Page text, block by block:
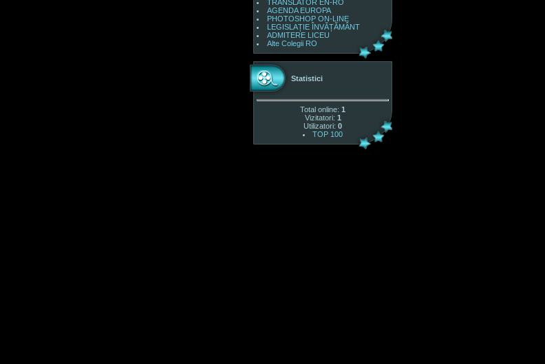
TRANSLATOR EN-RO
AGENDA EUROPA
PHOTOSHOP ON-LINE
LEGISLAȚIE ÎNVĂȚĂMÂNT
ADMITERE LICEU
Alte Colegii RO
Statistici
Total online: 1
Vizitatori: 1
Utilizatori: 0
TOP 100